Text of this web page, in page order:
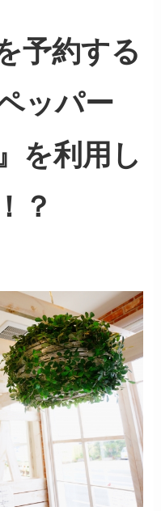
予約する
ッパー
を利用し
？